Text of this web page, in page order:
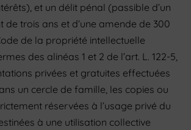
et un délit pénal (passible d’un
de trois ans et d’une amende de 300
de la propriété intellectuelle
des alinéas 1 et 2 de l’art. L. 122-5,
privées et gratuites effectuées
un cercle de famille, les copies ou
réservées à l’usage privé du
à une utilisation collective